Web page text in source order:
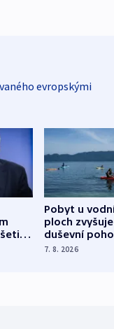
evropskými
Pobyt u
ploch zvyšuje
duševní
ukázala
7. 8. 2026